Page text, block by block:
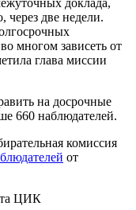
через две недели.
многом зависеть от
глава миссии
на досрочные
660 наблюдателей.
комиссия
от
ЦИК